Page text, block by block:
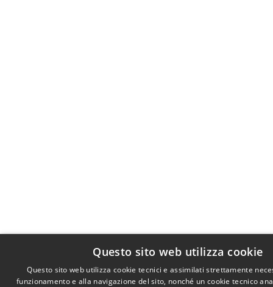
Questo sito web utilizza cookie
Questo sito web utilizza cookie tecnici e assimilati strettamente
funzionamento e alla navigazione del sito, nonché un cookie tecnico